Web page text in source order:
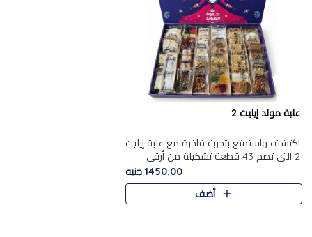
علبة مولد إيليت 2
اكتشف واستمتع بتجربة فاخرة مع علبة إيليت
2 التي تضم 43 قطعة تشكيلة من أرقى
حلويات المولد الشرقية المصرية الأصيلة
,معروضة بشكل جميل في علبة أ..
1450.00 جنيه
أضف